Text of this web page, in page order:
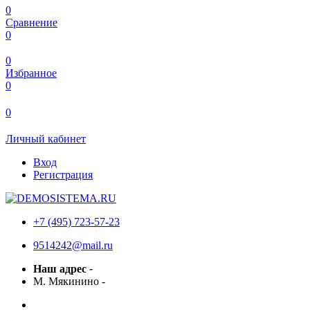
0
Сравнение
0
0
Избранное
0
0
Личный кабинет
Вход
Регистрация
+7 (495) 723-57-23
9514242@mail.ru
Наш адрес -
М. Мякинино -